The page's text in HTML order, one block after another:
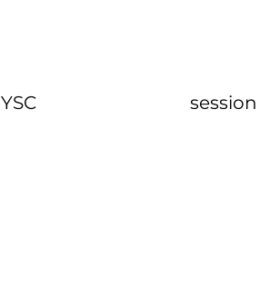
YSC session